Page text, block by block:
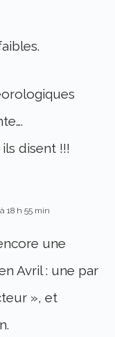
disent !!!
18 h 55 min
une
Avril : une par
», et